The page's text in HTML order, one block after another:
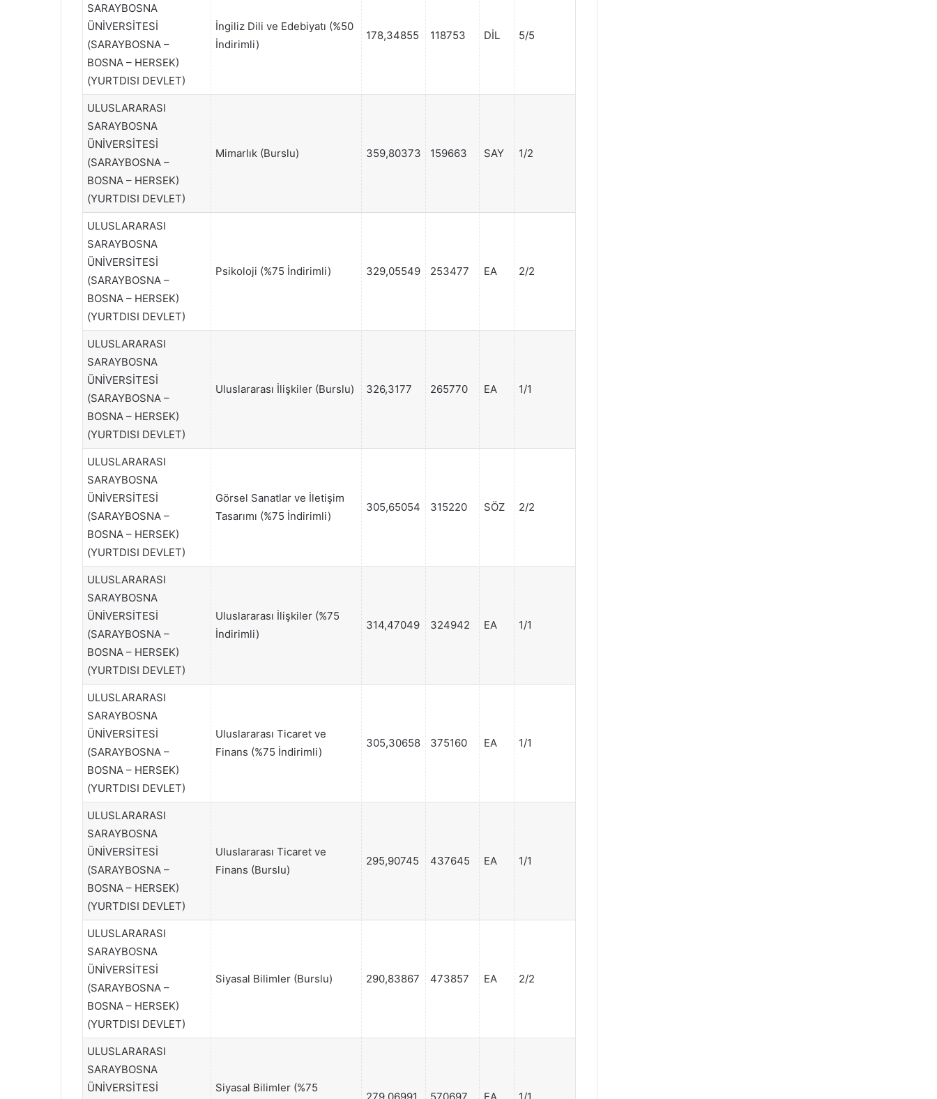
SARAYBOSNA
ÜNİVERSİTESİ
(SARAYBOSNA –
BOSNA – HERSEK)
(YURTDISI DEVLET)
İngiliz Dili ve Edebiyatı (%50
İndirimli)
178,34855 118753 DİL 5/5
ULUSLARARASI
SARAYBOSNA
ÜNİVERSİTESİ
(SARAYBOSNA –
BOSNA – HERSEK)
(YURTDISI DEVLET)
Mimarlık (Burslu) 359,80373 159663 SAY 1/2
ULUSLARARASI
SARAYBOSNA
ÜNİVERSİTESİ
(SARAYBOSNA –
BOSNA – HERSEK)
(YURTDISI DEVLET)
Psikoloji (%75 İndirimli) 329,05549 253477 EA 2/2
ULUSLARARASI
SARAYBOSNA
ÜNİVERSİTESİ
(SARAYBOSNA –
BOSNA – HERSEK)
(YURTDISI DEVLET)
Uluslararası İlişkiler (Burslu) 326,3177 265770 EA 1/1
ULUSLARARASI
SARAYBOSNA
ÜNİVERSİTESİ
(SARAYBOSNA –
BOSNA – HERSEK)
(YURTDISI DEVLET)
Görsel Sanatlar ve İletişim
Tasarımı (%75 İndirimli)
305,65054 315220 SÖZ 2/2
ULUSLARARASI
SARAYBOSNA
ÜNİVERSİTESİ
(SARAYBOSNA –
BOSNA – HERSEK)
(YURTDISI DEVLET)
Uluslararası İlişkiler (%75
İndirimli)
314,47049 324942 EA 1/1
ULUSLARARASI
SARAYBOSNA
ÜNİVERSİTESİ
(SARAYBOSNA –
BOSNA – HERSEK)
(YURTDISI DEVLET)
Uluslararası Ticaret ve
Finans (%75 İndirimli)
305,30658 375160 EA 1/1
ULUSLARARASI
SARAYBOSNA
ÜNİVERSİTESİ
(SARAYBOSNA –
BOSNA – HERSEK)
(YURTDISI DEVLET)
Uluslararası Ticaret ve
Finans (Burslu)
295,90745 437645 EA 1/1
ULUSLARARASI
SARAYBOSNA
ÜNİVERSİTESİ
(SARAYBOSNA –
BOSNA – HERSEK)
(YURTDISI DEVLET)
Siyasal Bilimler (Burslu) 290,83867 473857 EA 2/2
ULUSLARARASI
SARAYBOSNA
ÜNİVERSİTESİ
Siyasal Bilimler (%75
279,06991 570697 EA 1/1